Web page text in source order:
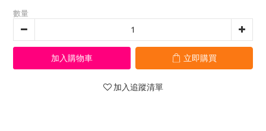
數量
加入購物車 立即購買
加入追蹤清單